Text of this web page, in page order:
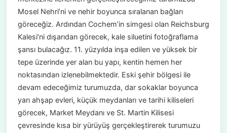
Mosel Nehri’ni ve nehir boyunca sıralanan bağları
göreceğiz. Ardından Cochem’in simgesi olan Reichsburg
Kalesi’ni dışarıdan görecek, kale siluetini fotoğraflama
şansı bulacağız. 11. yüzyılda inşa edilen ve yüksek bir
tepe üzerinde yer alan bu yapı, kentin hemen her
noktasından izlenebilmektedir. Eski şehir bölgesi ile
devam edeceğimiz turumuzda, dar sokaklar boyunca
yarı ahşap evleri, küçük meydanları ve tarihi kiliseleri
görecek, Market Meydanı ve St. Martin Kilisesi
çevresinde kısa bir yürüyüş gerçekleştirerek turumuzu